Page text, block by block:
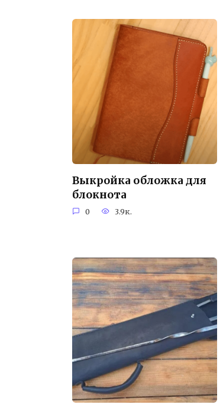
Выкройка обложка для
блокнота
0 3.9к.